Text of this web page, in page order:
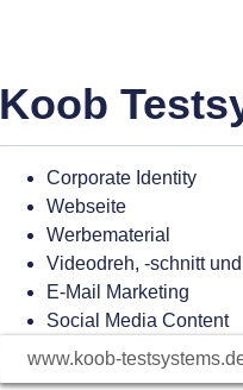
Koob
Corporate Identity
Webseite
Werbematerial
Videodreh, -schnitt
E-Mail Marketing
Social Media Content
www.koob-